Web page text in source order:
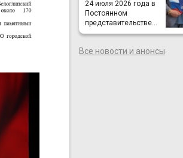
24 июля 2026 года в
Постоянном
представительстве...
Все новости и анонсы